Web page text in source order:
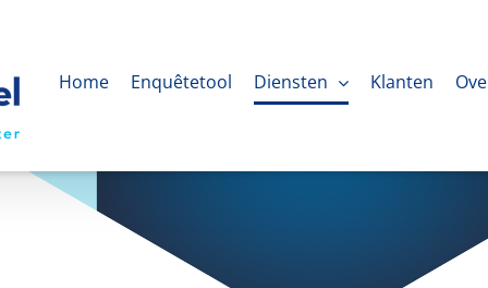
Home Enquêtetool Diensten Klanten